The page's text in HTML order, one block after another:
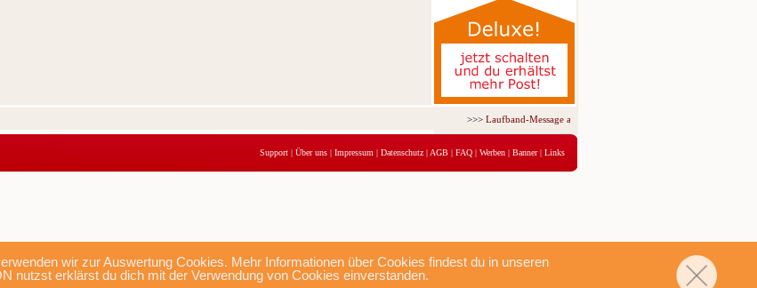
wir zur Auswertung Cookies. Mehr Informationen über Cookies findest du in unseren
nutzst erklärst du dich mit der Verwendung von Cookies einverstanden.
>>>Laufband-Message ab nur 5,95 € für 3 Tage!
Support | Über uns | Impressum | Datenschutz | AGB | FAQ | Werben | Banner| Links